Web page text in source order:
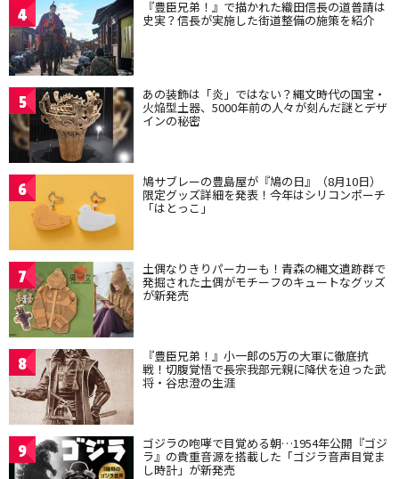
4 『豊臣兄弟！』で描かれた織田信長の道普請は
史実？信長が実施した街道整備の施策を紹介
5 あの装飾は「炎」ではない？縄文時代の国宝・
火焔型土器、5000年前の人々が刻んだ謎とデザ
インの秘密
6 鳩サブレーの豊島屋が『鳩の日』（8月10日）
限定グッズ詳細を発表！今年はシリコンポーチ
「はとっこ」
7 土偶なりきりパーカーも！青森の縄文遺跡群で
発掘された土偶がモチーフのキュートなグッズ
が新発売
8 『豊臣兄弟！』小一郎の5万の大軍に徹底抗
戦！切腹覚悟で長宗我部元親に降伏を迫った武
将・谷忠澄の生涯
9 ゴジラの咆哮で目覚める朝…1954年公開『ゴジ
ラ』の貴重音源を搭載した「ゴジラ音声目覚ま
し時計」が新発売